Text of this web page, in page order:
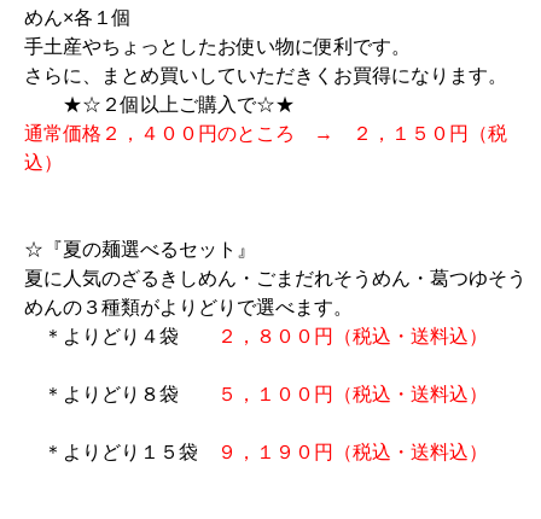
めん×各１個
手土産やちょっとしたお使い物に便利です。
さらに、まとめ買いしていただきくお買得になります。
★☆２個以上ご購入で☆★
通常価格２，４００円のところ → ２，１５０円（税
込）
☆『夏の麺選べるセット』
夏に人気のざるきしめん・ごまだれそうめん・葛つゆそう
めんの３種類がよりどりで選べます。
＊よりどり４袋
２，８００円（税込・送料込）
＊よりどり８袋 ５，１００円（税込・送料込）
＊よりどり１５袋 ９，１９０円（税込・送料込）